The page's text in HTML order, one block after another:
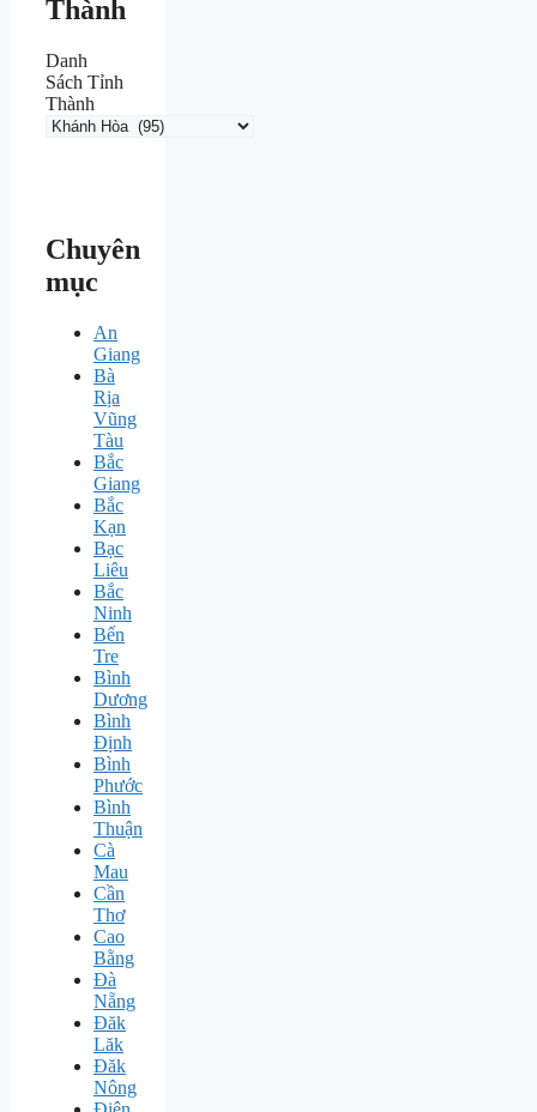
Thành
Danh
Sách Tỉnh
Thành
Chuyên
mục
An
Giang
Bà
Rịa
Vũng
Tàu
Bắc
Giang
Bắc
Kạn
Bạc
Liêu
Bắc
Ninh
Bến
Tre
Bình
Dương
Bình
Định
Bình
Phước
Bình
Thuận
Cà
Mau
Cần
Thơ
Cao
Bằng
Đà
Nẵng
Đăk
Lăk
Đăk
Nông